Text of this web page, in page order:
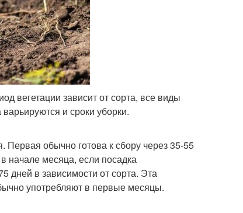
вегетации зависит от сорта, все виды
и сроки уборки.
Первая обычно готова к сбору через 35-55
начале месяца, если посадка
дней в зависимости от сорта. Эта
употребляют в первые месяцы.